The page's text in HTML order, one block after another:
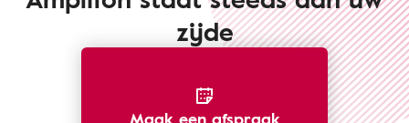
zijde